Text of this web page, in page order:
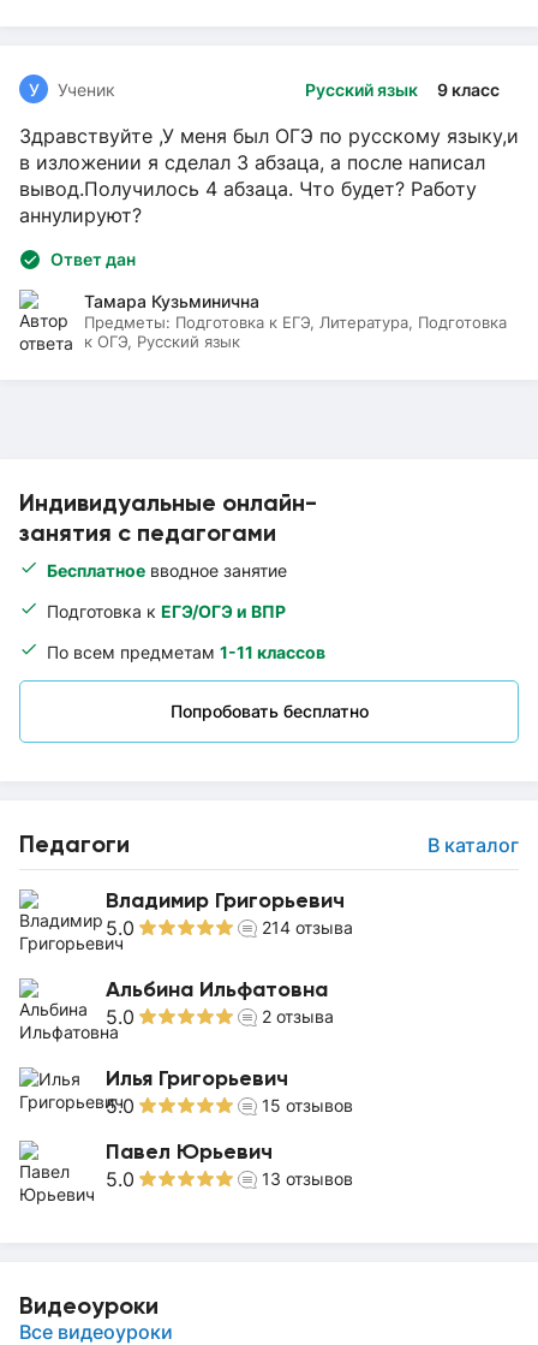
Индивидуальные онлайн-
занятия с педагогами
Бесплатное вводное занятие
Подготовка к ЕГЭ/ОГЭ и ВПР
По всем предметам 1-11 классов
Попробовать бесплатно
Педагоги В каталог
Владимир Григорьевич
5.0 214 отзыва
Альбина Ильфатовна
5.0 2 отзыва
Илья Григорьевич
5.0 15 отзывов
Павел Юрьевич
5.0 13 отзывов
Видеоуроки
Все видеоуроки
Русский язык 9 класс
У Ученик
Здравствуйте ,У меня был ОГЭ по русскому языку,и
в изложении я сделал 3 абзаца, а после написал
вывод.Получилось 4 абзаца. Что будет? Работу
аннулируют?
Ответ дан
Тамара Кузьминична
Предметы: Подготовка к ЕГЭ, Литература, Подготовка
к ОГЭ, Русский язык